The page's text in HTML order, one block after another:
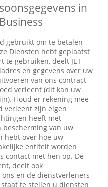
in
gebruikt om te betalen
Diensten hebt geplaatst
te gebruiken, deelt JET
en gegevens over uw
van ons contract
verleent (dit kan uw
Houd er rekening mee
verleent zijn eigen
heeft met
bescherming van uw
hebt over hoe uw
entiteit worden
contact met hen op. De
deelt ook
ons en de dienstverleners
staat te stellen u diensten